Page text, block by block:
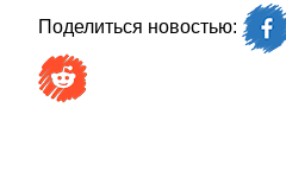
Поделиться новостью: